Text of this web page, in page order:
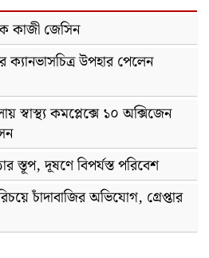
কাজী জেসিন
ক্যানভাসচিত্র উপহার পেলেন
স্বাস্থ্য কমপ্লেক্সে ১০ অক্সিজেন
স্তূপ, দূষণে বিপর্যস্ত পরিবেশ
চাঁদাবাজির অভিযোগ, গ্রেপ্তার